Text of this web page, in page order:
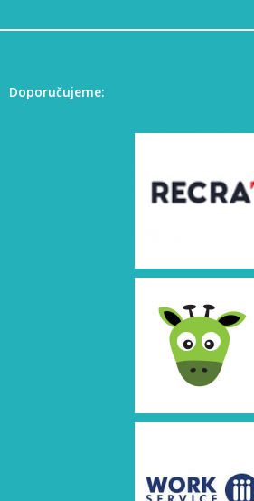
Doporučujeme: